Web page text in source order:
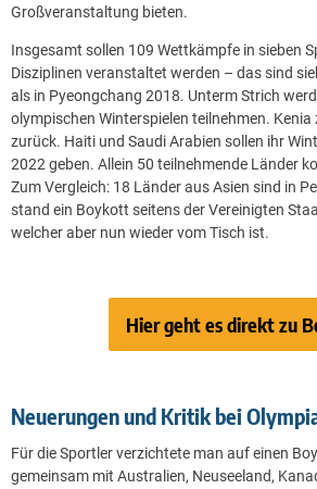
Großveranstaltung bieten.
Insgesamt sollen 109 Wettkämpfe in sieben
Disziplinen veranstaltet werden – das sind
als in Pyeongchang 2018. Unterm Strich
olympischen Winterspielen teilnehmen. Kenia
zurück. Haiti und Saudi Arabien sollen ihr
2022 geben. Allein 50 teilnehmende Länder
Zum Vergleich: 18 Länder aus Asien sind in
stand ein Boykott seitens der Vereinigten
welcher aber nun wieder vom Tisch ist.
Hier geht es direkt zu
Neuerungen und Kritik bei
Für die Sportler verzichtete man auf einen
gemeinsam mit Australien, Neuseeland,